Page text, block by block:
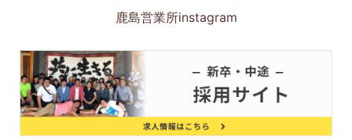
鹿島営業所instagram